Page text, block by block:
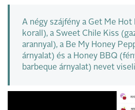
A négy szájfény a Get Me
korall), a Sweet Chile Kiss
arannyal), a Be My Honey
árnyalat) és a Honey BBQ
barbeque árnyalat) nevet